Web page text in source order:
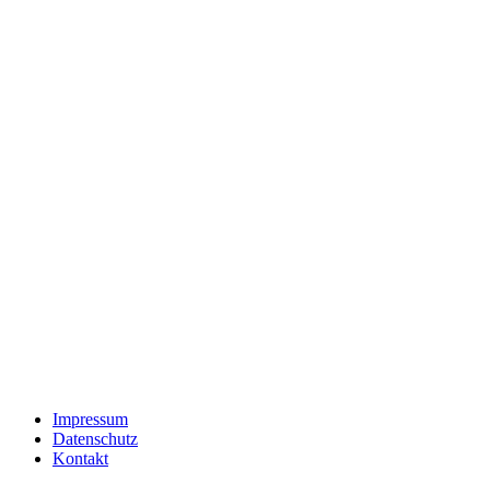
Impressum
Datenschutz
Kontakt